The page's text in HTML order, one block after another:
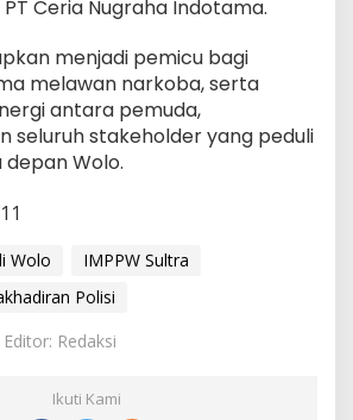
Ceria Nugraha Indotama.
menjadi pemicu bagi
melawan narkoba, serta
antara pemuda,
seluruh stakeholder yang peduli
Wolo.
Wolo
IMPPW Sultra
Polisi
Editor: Redaksi
Ikuti Kami